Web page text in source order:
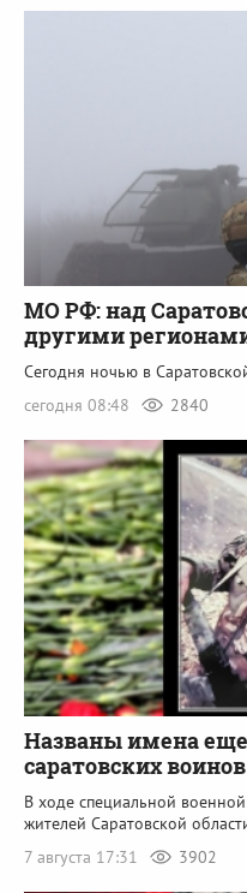
МО РФ: над
другими
Сегодня ночью в
сегодня 08:48
2840
Названы имена
саратовских воинов
В ходе специальной
жителей Саратовской
7 августа 17:31
3902